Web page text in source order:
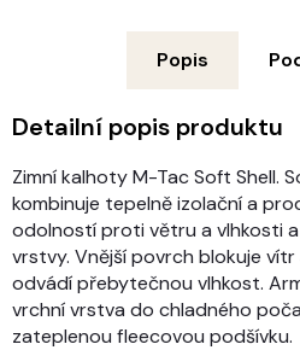
Popis
Detailní popis produktu
Zimní kalhoty M-Tac Soft Shell.
kombinuje tepelně izolační a
odolností proti větru a vlhkosti
vrstvy. Vnější povrch blokuje
odvádí přebytečnou vlhkost.
vrchní vrstva do chladného
zateplenou fleecovou podšívku.